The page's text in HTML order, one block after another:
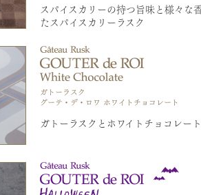
ガトーラスクとホワイトチョコレー
スパイスカリーの持つ旨味と様々な
たスパイスカリーラスク